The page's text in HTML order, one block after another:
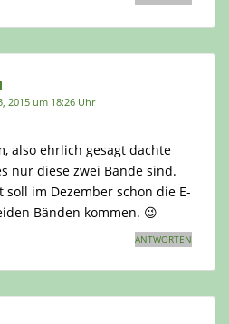
2015 um 18:26 Uhr
also ehrlich gesagt dachte
nur diese zwei Bände sind.
soll im Dezember schon die E-
Bänden kommen. 😉
ANTWORTEN